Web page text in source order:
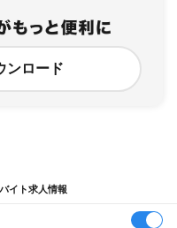
ンロード
イト求人情報